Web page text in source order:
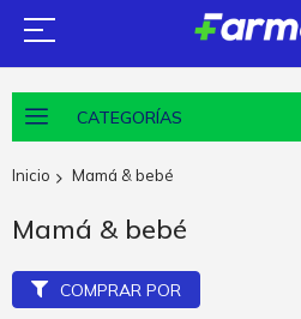
CATEGORÍAS
Inicio Mamá & bebé
Mamá & bebé
COMPRAR POR